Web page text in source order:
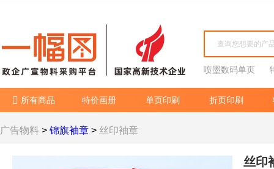
喷墨数码单页
 所有商品 特价画册 单页印刷 折页印刷
广告物料 > 锦旗袖章 > 丝印袖章
丝印